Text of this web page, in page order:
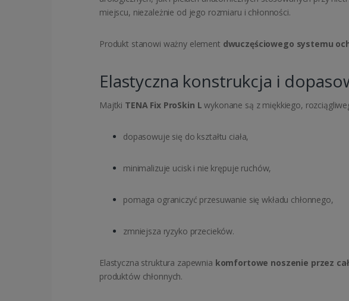
miejscu, niezależnie od jego rozmiaru i chłonności.
Produkt stanowi ważny element dwuczęściowego systemu
Elastyczna konstrukcja i
Majtki TENA Fix ProSkin L wykonane są z miękkiego,
dopasowuje się do kształtu ciała,
minimalizuje ucisk i nie krępuje ruchów,
pomaga ograniczyć przesuwanie się wkładu chłonnego,
zmniejsza ryzyko przecieków.
Elastyczna struktura zapewnia komfortowe noszenie przez
produktów chłonnych.